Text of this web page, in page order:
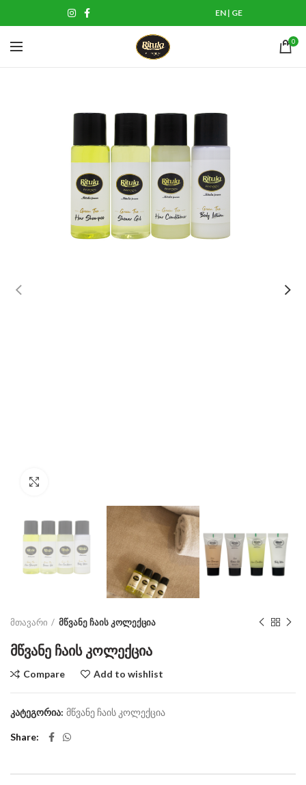
EN| GE
0
მთავარი მწვანე ჩაის კოლექცია
მწვანე ჩაის კოლექცია
Compare Add to wishlist
კატეგორია: მწვანე ჩაის კოლექცია
Share